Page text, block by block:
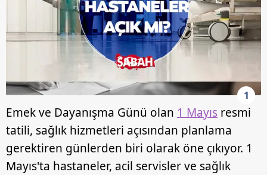
1
Emek ve Dayanışma Günü olan 1 Mayıs resmi
tatili, sağlık hizmetleri açısından planlama
gerektiren günlerden biri olarak öne çıkıyor. 1
Mayıs'ta hastaneler, acil servisler ve sağlık